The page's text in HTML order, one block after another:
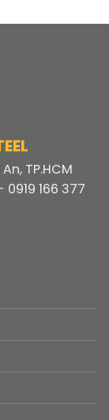
TP.HCM
166 377